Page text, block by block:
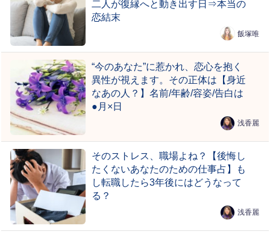
二人が復縁へと動き出す日⇒本当の
恋結末
飯塚唯
“今のあなた”に惹かれ、恋心を抱く
異性が視えます。その正体は【身近
なあの人？】名前/年齢/容姿/告白は
●月×日
浅香麗
そのストレス、職場よね？【後悔し
たくないあなたのための仕事占】も
し転職したら3年後にはどうなって
る？
浅香麗